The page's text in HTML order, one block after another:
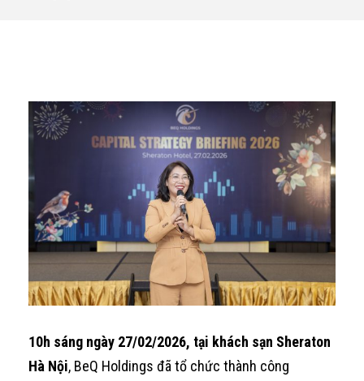
10h sáng ngày 27/02/2026, tại khách sạn Sheraton
Hà Nội, BeQ Holdings đã tổ chức thành công